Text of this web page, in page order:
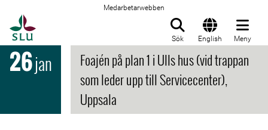
Medarbetarwebben
Sök English Meny
26jan
Foajén på plan 1 i Ulls hus (vid trappan
som leder upp till Servicecenter),
Uppsala